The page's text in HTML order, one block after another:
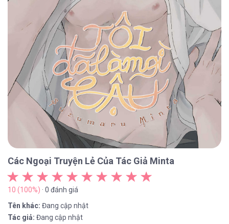
Các Ngoại Truyện Lẻ Của Tác Giả Minta
10 (100%) · 0 đánh giá
Tên khác: Đang cập nhật
Tác giả: Đang cập nhật